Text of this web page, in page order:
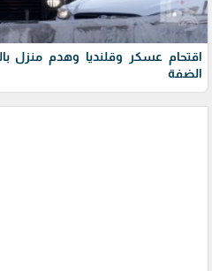
اقتحام عسكر وقلنديا وهدم منزل
الضفة